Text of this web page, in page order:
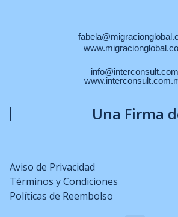
info@interconsult.com
Una Firma
Aviso de Privacidad
Términos y Condiciones
Políticas de Reembolso